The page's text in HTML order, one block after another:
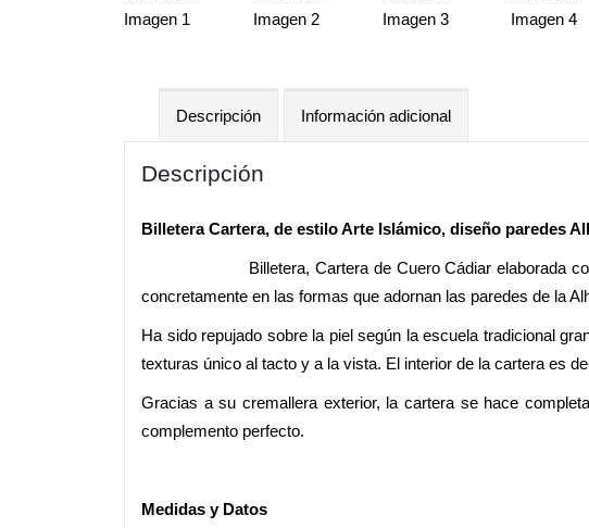
Descripción Información adicional
Descripción
Billetera Cartera, de estilo Arte Islámico, diseño paredes
Billetera, Cartera de Cuero Cádiar elaborada
concretamente en las formas que adornan las paredes de la
Ha sido repujado sobre la piel según la escuela tradicional
texturas único al tacto y a la vista. El interior de la cartera es
Gracias a su cremallera exterior, la cartera se hace
complemento perfecto.
Medidas y Datos